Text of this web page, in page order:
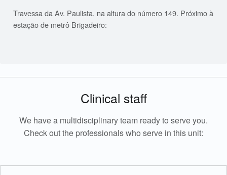
Travessa da Av. Paulista, na altura do número 149. Próximo à
estação de metrô Brigadeiro:
Clinical staff
We have a multidisciplinary team ready to serve you.
Check out the professionals who serve in this unit: